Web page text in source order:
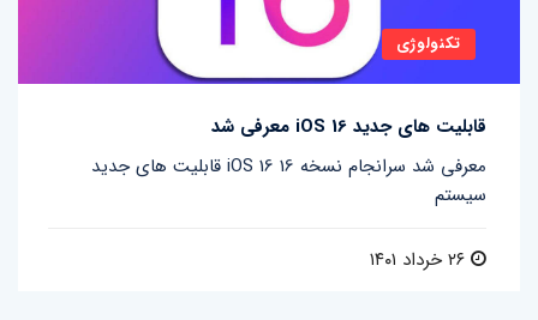
تکنولوژی
قابلیت های جدید iOS 16 معرفی شد
قابلیت های جدید iOS 16 معرفی شد سرانجام نسخه 16
سیستم